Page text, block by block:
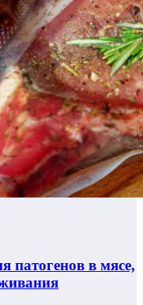
патогенов в мясе,